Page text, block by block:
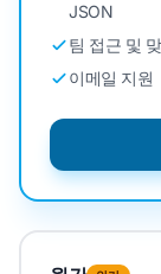
JSON
팀 접근 및
이메일 지원